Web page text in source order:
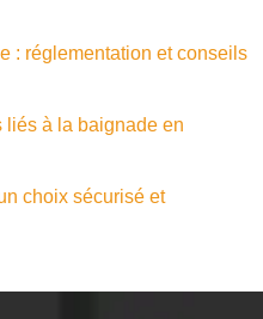
: réglementation et conseils
liés à la baignade en
choix sécurisé et